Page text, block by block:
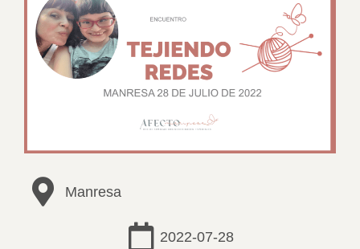
Manresa
2022-07-28